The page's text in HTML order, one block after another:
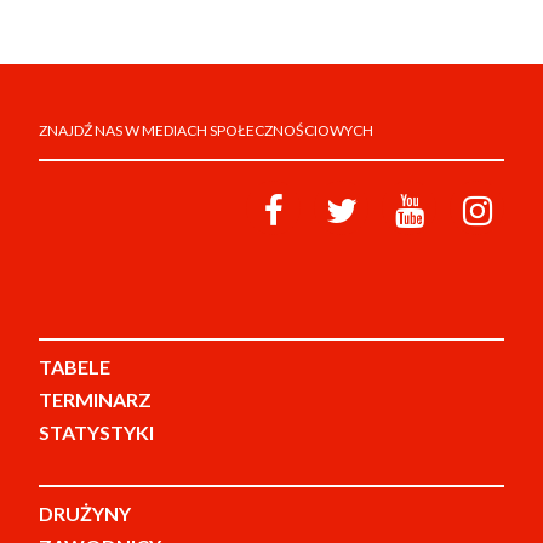
ZNAJDŹ NAS W MEDIACH SPOŁECZNOŚCIOWYCH
TABELE
TERMINARZ
STATYSTYKI
DRUŻYNY